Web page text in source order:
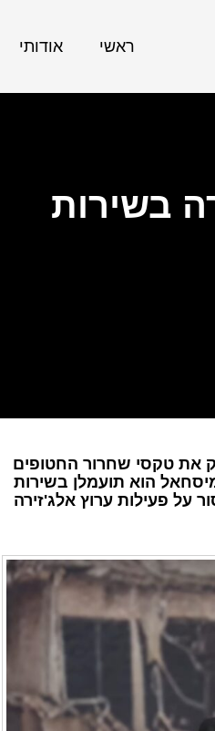
ראשי אודותי
בשירות
את טקסי שחרור החטופים
הוא תועמלן בשירות
על פעילות ערוץ אלג'זירה